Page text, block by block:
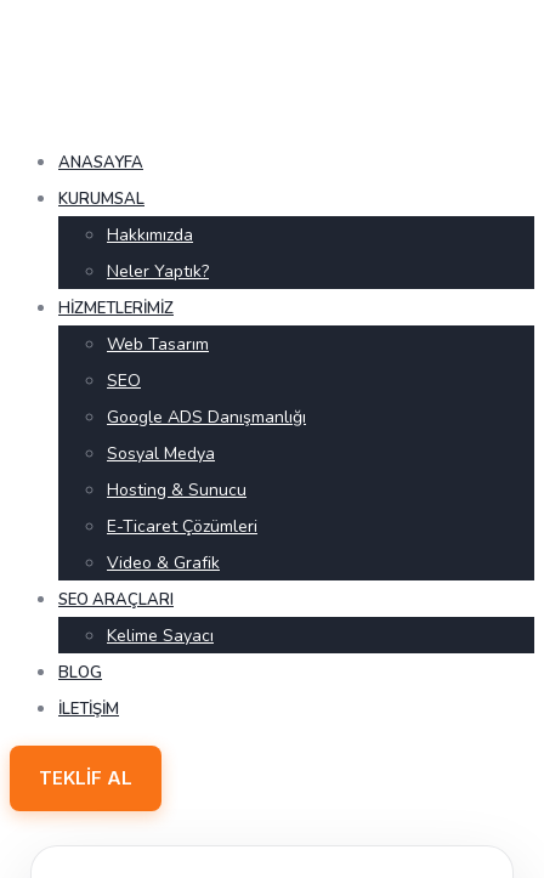
ANASAYFA
KURUMSAL
Hakkımızda
Neler Yaptık?
HIZMETLERIMIZ
Web Tasarım
SEO
Google ADS Danışmanlığı
Sosyal Medya
Hosting & Sunucu
E-Ticaret Çözümleri
Video & Grafik
SEO ARAÇLARI
Kelime Sayacı
BLOG
İLETIŞIM
TEKLIF AL